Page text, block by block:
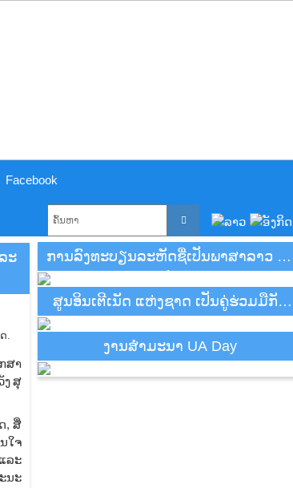
Facebook
ະ
ສາ
ງ ສຸ
, ສື່
ໃຈ
ລະ
ນະ
ການລົງທະບຽນລະຫັດຊື່ເປັນພາສາລາວ ໄດ້
ສູນອິນເຕີເນັດ ແຫ່ງຊາດ ເປັນຄູ່ຮ່ວມມືກັບ
ງານສຳມະນາ UA Day